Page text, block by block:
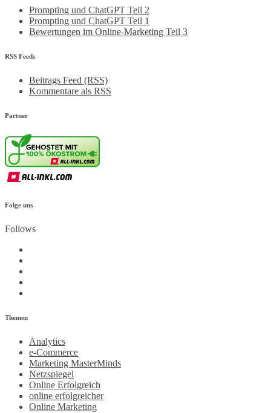
Prompting und ChatGPT Teil 2
Prompting und ChatGPT Teil 1
Bewertungen im Online-Marketing Teil 3
RSS Feeds
Beitrags Feed (RSS)
Kommentare als RSS
Partner
Folge uns
Follows
Themen
Analytics
e-Commerce
Marketing MasterMinds
Netzspiegel
Online Erfolgreich
online erfolgreicher
Online Marketing